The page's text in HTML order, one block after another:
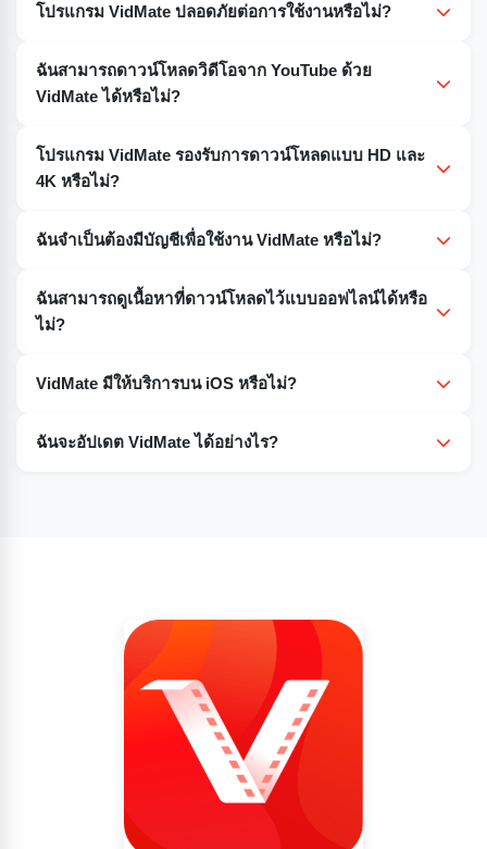
โปรแกรม VidMate ปลอดภัยต่อการใช้งานหรือไม่?
จากเว็บไซต์ที่เชื่อถือได้เพื่อป้องกันมัลแวร์
ฉันสามารถดาวน์โหลดวิดีโอจาก YouTube ด้วย
VidMate ได้หรือไม่?
และเว็บไซต์อื่นๆ เช่น Facebook, Dailymotion, TikTok และ
โปรแกรม VidMate รองรับการดาวน์โหลดแบบ HD และ
4K หรือไม่?
ใช่ คุณสามารถเลือกความละเอียดวิดีโอได้ตั้งแต่ SD ไปจนถึง
HD และ 4K ขึ้นอยู่กับอุปกรณ์และความต้องการของคุณ
ฉันจำเป็นต้องมีบัญชีเพื่อใช้งาน VidMate หรือไม่?
ไม่จำเป็นต้องลงทะเบียนหรือเข้าสู่ระบบเพื่อดาวน์โหลดและ
จัดการสื่อของคุณ
ฉันสามารถดูเนื้อหาที่ดาวน์โหลดไว้แบบออฟไลน์ได้หรือ
ไม่?
ภาพยนตร์ สามารถใช้งานแบบออฟไลน์ได้ นี่เป็นคุณสมบัติที่
อินเทอร์เน็ตไม่ดี
VidMate มีให้บริการบน iOS หรือไม่?
ผ่านการติดตั้งไฟล์ APK เท่านั้น
ฉันจะอัปเดต VidMate ได้อย่างไร?